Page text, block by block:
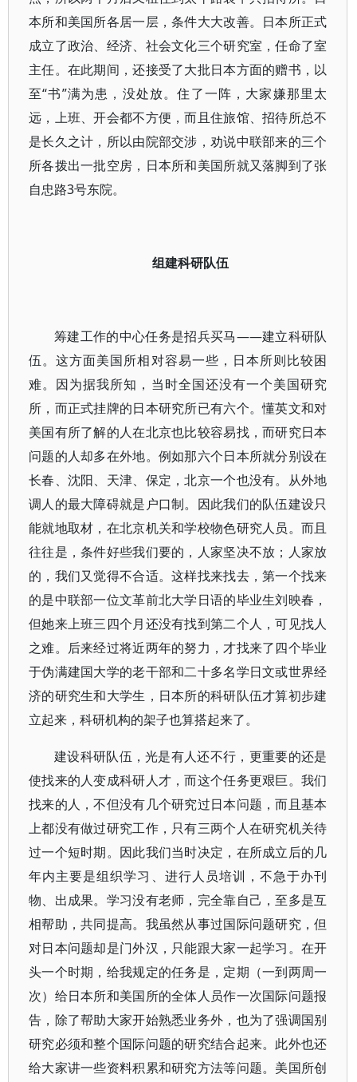
本所和美国所各居一层，条件大大改善。日本所正式
成立了政治、经济、社会文化三个研究室，任命了室
主任。在此期间，还接受了大批日本方面的赠书，以
至“书”满为患，没处放。住了一阵，大家嫌那里太
远，上班、开会都不方便，而且住旅馆、招待所总不
是长久之计，所以由院部交涉，劝说中联部来的三个
所各拨出一批空房，日本所和美国所就又落脚到了张
自忠路3号东院。
组建科研队伍
筹建工作的中心任务是招兵买马――建立科研队
伍。这方面美国所相对容易一些，日本所则比较困
难。因为据我所知，当时全国还没有一个美国研究
所，而正式挂牌的日本研究所已有六个。懂英文和对
美国有所了解的人在北京也比较容易找，而研究日本
问题的人却多在外地。例如那六个日本所就分别设在
长春、沈阳、天津、保定，北京一个也没有。从外地
调人的最大障碍就是户口制。因此我们的队伍建设只
能就地取材，在北京机关和学校物色研究人员。而且
往往是，条件好些我们要的，人家坚决不放；人家放
的，我们又觉得不合适。这样找来找去，第一个找来
的是中联部一位文革前北大学日语的毕业生刘映春，
但她来上班三四个月还没有找到第二个人，可见找人
之难。后来经过将近两年的努力，才找来了四个毕业
于伪满建国大学的老干部和二十多名学日文或世界经
济的研究生和大学生，日本所的科研队伍才算初步建
立起来，科研机构的架子也算搭起来了。
建设科研队伍，光是有人还不行，更重要的还是
使找来的人变成科研人才，而这个任务更艰巨。我们
找来的人，不但没有几个研究过日本问题，而且基本
上都没有做过研究工作，只有三两个人在研究机关待
过一个短时期。因此我们当时决定，在所成立后的几
年内主要是组织学习、进行人员培训，不急于办刊
物、出成果。学习没有老师，完全靠自己，至多是互
相帮助，共同提高。我虽然从事过国际问题研究，但
对日本问题却是门外汉，只能跟大家一起学习。在开
头一个时期，给我规定的任务是，定期（一到两周一
次）给日本所和美国所的全体人员作一次国际问题报
告，除了帮助大家开始熟悉业务外，也为了强调国别
研究必须和整个国际问题的研究结合起来。此外也还
给大家讲一些资料积累和研究方法等问题。美国所创